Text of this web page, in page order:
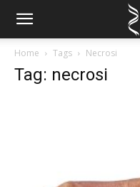
Home Tags Necrosi
Tag: necrosi